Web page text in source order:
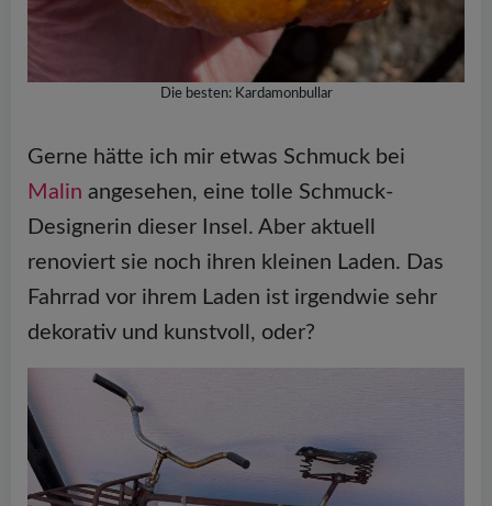
Die besten: Kardamonbullar
Gerne hätte ich mir etwas Schmuck bei
Malin angesehen, eine tolle Schmuck-
Designerin dieser Insel. Aber aktuell
renoviert sie noch ihren kleinen Laden. Das
Fahrrad vor ihrem Laden ist irgendwie sehr
dekorativ und kunstvoll, oder?